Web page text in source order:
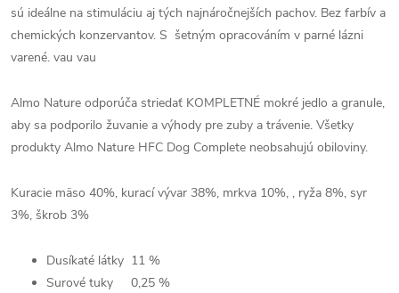
sú ideálne na stimuláciu aj tých najnáročnejších pachov. Bez farbív a
chemických konzervantov. S šetným opracováním v parné lázni
varené. vau vau
Almo Nature odporúča striedať KOMPLETNÉ mokré jedlo a granule,
aby sa podporilo žuvanie a výhody pre zuby a trávenie. Všetky
produkty Almo Nature HFC Dog Complete neobsahujú obiloviny.
Kuracie mäso 40%, kurací vývar 38%, mrkva 10%, , ryža 8%, syr
3%, škrob 3%
Dusíkaté látky 11 %
Surové tuky 0,25 %